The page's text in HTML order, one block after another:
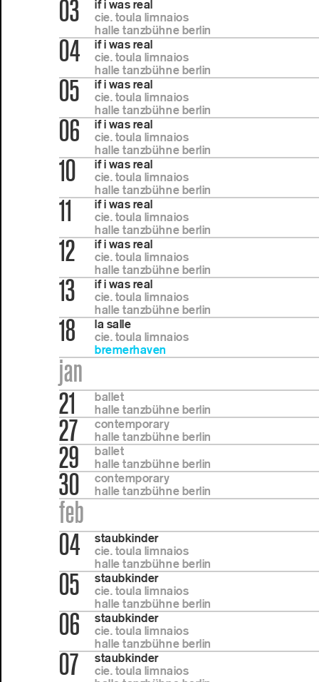
03
if i was real
cie. toula limnaios
halle tanzbühne berlin
04
if i was real
cie. toula limnaios
halle tanzbühne berlin
05
if i was real
cie. toula limnaios
halle tanzbühne berlin
06
if i was real
cie. toula limnaios
halle tanzbühne berlin
10
if i was real
cie. toula limnaios
halle tanzbühne berlin
11
if i was real
cie. toula limnaios
halle tanzbühne berlin
12
if i was real
cie. toula limnaios
halle tanzbühne berlin
13
if i was real
cie. toula limnaios
halle tanzbühne berlin
18
la salle
cie. toula limnaios
bremerhaven
jan
21
ballet
halle tanzbühne berlin
27
contemporary
halle tanzbühne berlin
29
ballet
halle tanzbühne berlin
30
contemporary
halle tanzbühne berlin
feb
04
staubkinder
cie. toula limnaios
halle tanzbühne berlin
05
staubkinder
cie. toula limnaios
halle tanzbühne berlin
06
staubkinder
cie. toula limnaios
halle tanzbühne berlin
07
staubkinder
cie. toula limnaios